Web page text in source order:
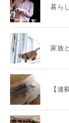
暮ら
家族
【連